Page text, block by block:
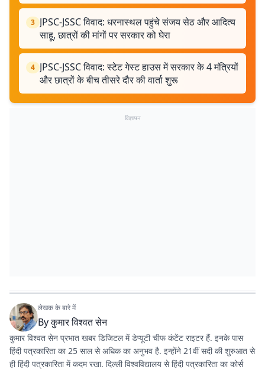
3 JPSC-JSSC विवाद: धरनास्थल पहुंचे संजय सेठ और आदित्य
साहू, छात्रों की मांगों पर सरकार को घेरा
4 JPSC-JSSC विवाद: स्टेट गेस्ट हाउस में सरकार के 4 मंत्रियों
और छात्रों के बीच तीसरे दौर की वार्ता शुरू
विज्ञापन
लेखक के बारे में
Byकुमार विश्वत सेन
कुमार विश्वत सेन प्रभात खबर डिजिटल में डेप्यूटी चीफ कंटेंट राइटर हैं. इनके पास
हिंदी पत्रकारिता का 25 साल से अधिक का अनुभव है. इन्होंने 21वीं सदी की शुरुआत से
ही हिंदी पत्रकारिता में कदम रखा. दिल्ली विश्वविद्यालय से हिंदी पत्रकारिता का कोर्स